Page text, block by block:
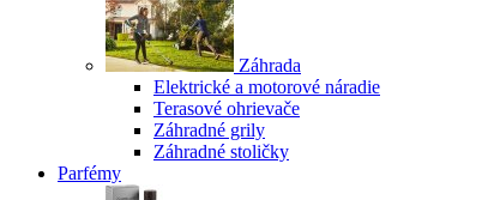
Záhrada
Elektrické a motorové náradie
Terasové ohrievače
Záhradné grily
Záhradné stoličky
Parfémy